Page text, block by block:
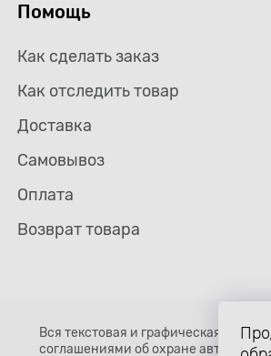
Помощь
Как сделать заказ
Как отследить товар
Доставка
Самовывоз
Оплата
Возврат товара
Вся текстовая и графическая
соглашениями об охране авторских